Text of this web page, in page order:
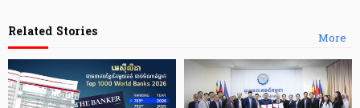
More
Related Stories